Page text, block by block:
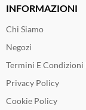
INFORMAZIONI
Chi Siamo
Negozi
Termini E Condizioni
Privacy Policy
Cookie Policy